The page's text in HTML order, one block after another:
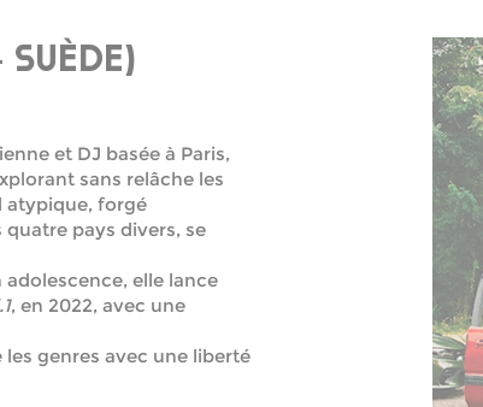
SUÈDE)
et DJ basée à Paris,
sans relâche les
atypique, forgé
pays divers, se
elle lance
, en 2022, avec une
genres avec une liberté